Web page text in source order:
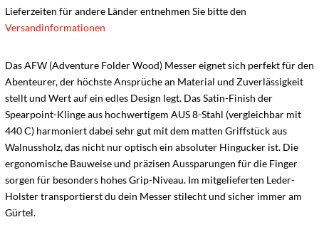
Lieferzeiten für andere Länder entnehmen Sie bitte den
Versandinformationen
Das AFW (Adventure Folder Wood) Messer eignet sich perfekt für den
Abenteurer, der höchste Ansprüche an Material und Zuverlässigkeit
stellt und Wert auf ein edles Design legt. Das Satin-Finish der
Spearpoint-Klinge aus hochwertigem AUS 8-Stahl (vergleichbar mit
440 C) harmoniert dabei sehr gut mit dem matten Griffstück aus
Walnussholz, das nicht nur optisch ein absoluter Hingucker ist. Die
ergonomische Bauweise und präzisen Aussparungen für die Finger
sorgen für besonders hohes Grip-Niveau. Im mitgelieferten Leder-
Holster transportierst du dein Messer stilecht und sicher immer am
Gürtel.